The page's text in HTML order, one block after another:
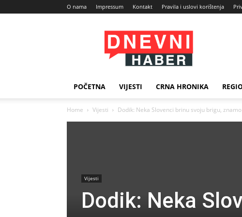
O nama Impressum Kontakt Pravila i uslovi korištenja
Dnevni
Haber
POČETNA VIJESTI CRNA HRONIKA
Home Vijesti Dodik: Neka Slovenci brinu svoju brigu,
Vijesti
Dodik: Neka